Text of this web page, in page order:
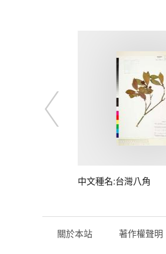
中文種名:台灣八角
關於本站 著作權聲明